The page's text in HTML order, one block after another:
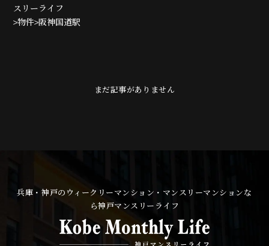
スリーライフ
>物件>阪神国道駅
まだ記事がありません
兵庫・神戸のウィークリーマンション・マンスリーマンションな
ら神戸マンスリーライフ